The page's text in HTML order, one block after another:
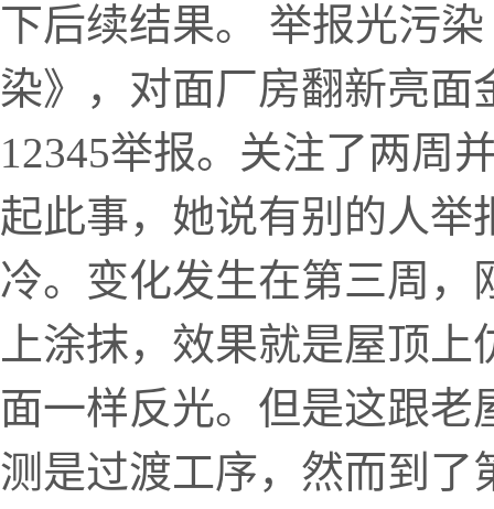
下后续结果。 举报光污
染》，对面厂房翻新亮
12345举报。关注了两周
起此事，她说有别的人
冷。变化发生在第三周
上涂抹，效果就是屋顶
面一样反光。但是这跟
测是过渡工序，然而到了